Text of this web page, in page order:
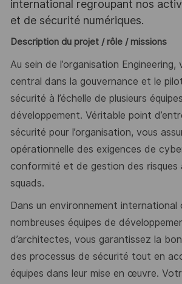
international regroupant nos
et de sécurité numériques.
Description du projet / rôle / missions
Au sein de l’organisation Engineering,
central dans la gouvernance et le
sécurité à l’échelle de plusieurs
développement. Véritable point
sécurité pour l’organisation, vous
opérationnelle des exigences de
conformité et de gestion des risques
squads.
Dans un environnement international
nombreuses équipes de
d’architectes, vous garantissez la
des processus de sécurité tout en
équipes dans leur mise en œuvre.